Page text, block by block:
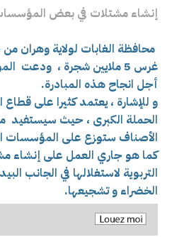
إنشاء مشتلات في بعض المؤسسات
محافظة الغابات لولاية وهران
غرس 5 ملايين شجرة ، ودعت
أجل انجاح هذه المبادرة.
و للإشارة ، يعتمد كثيرا على قطاع
الأصناف ستوزع على المؤسسات
كما هو جاري العمل على إنشاء
التربوية لاستغلالها في الجانب
الخضراء و تشجيعها.